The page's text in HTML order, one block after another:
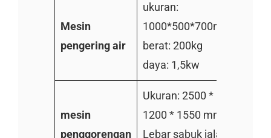
Mesin
pengering air
ukuran:
1000*500*700mm
berat: 200kg
daya: 1,5kw
mesin
penggorengan
Ukuran: 2500 *
1200 * 1550 mm
Lebar sabuk jala: